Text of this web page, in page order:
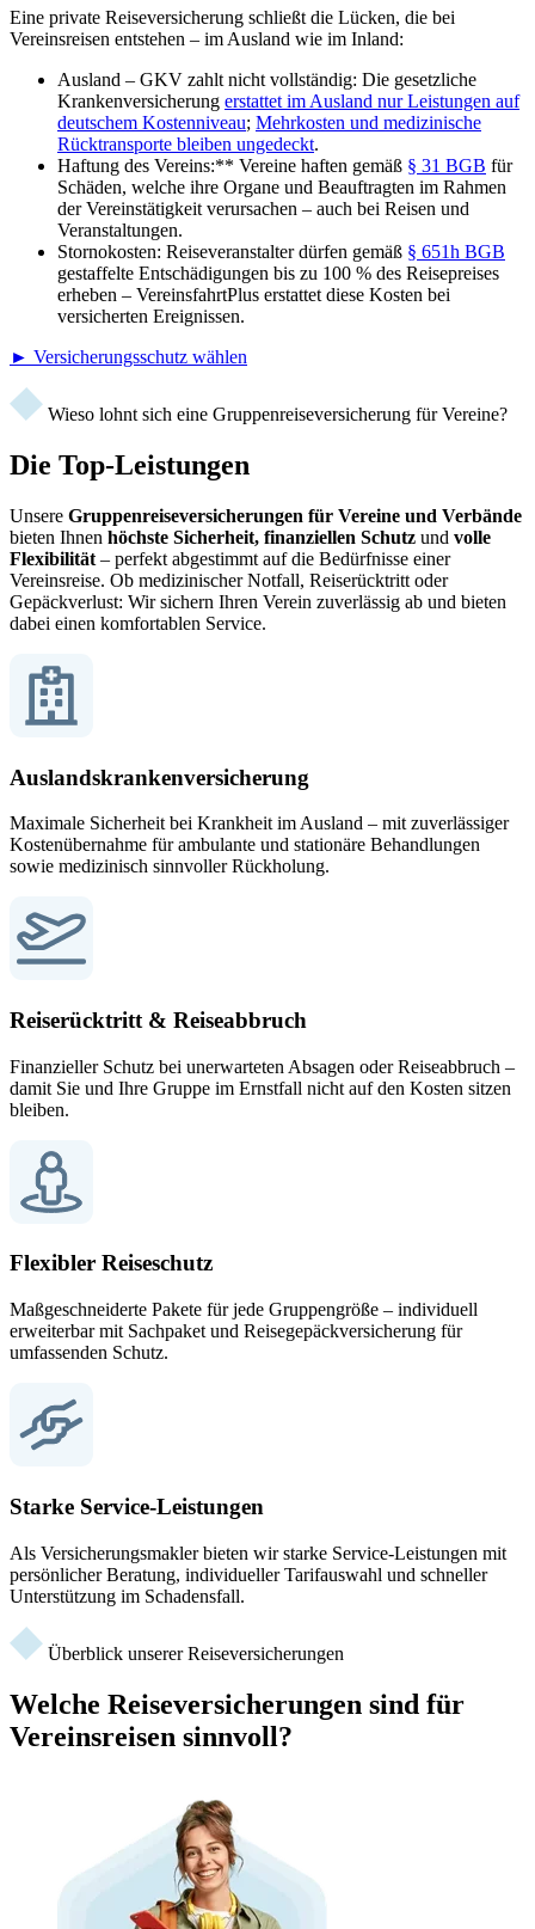
Eine private Reiseversicherung schließt die Lücken, die bei
Vereinsreisen entstehen – im Ausland wie im Inland:
Ausland – GKV zahlt nicht vollständig: Die gesetzliche
Krankenversicherung erstattet im Ausland nur Leistungen auf
deutschem Kostenniveau; Mehrkosten und medizinische
Rücktransporte bleiben ungedeckt.
Haftung des Vereins:** Vereine haften gemäß § 31 BGB für
Schäden, welche ihre Organe und Beauftragten im Rahmen
der Vereinstätigkeit verursachen – auch bei Reisen und
Veranstaltungen.
Stornokosten: Reiseveranstalter dürfen gemäß § 651h BGB
gestaffelte Entschädigungen bis zu 100 % des Reisepreises
erheben – VereinsfahrtPlus erstattet diese Kosten bei
versicherten Ereignissen.
► Versicherungsschutz wählen
Wieso lohnt sich eine Gruppenreiseversicherung für Vereine?
Die Top-Leistungen
Unsere Gruppenreiseversicherungen für Vereine und Verbände
bieten Ihnen höchste Sicherheit, finanziellen Schutz und volle
Flexibilität – perfekt abgestimmt auf die Bedürfnisse einer
Vereinsreise. Ob medizinischer Notfall, Reiserücktritt oder
Gepäckverlust: Wir sichern Ihren Verein zuverlässig ab und bieten
dabei einen komfortablen Service.
Auslandskrankenversicherung
Maximale Sicherheit bei Krankheit im Ausland – mit zuverlässiger
Kostenübernahme für ambulante und stationäre Behandlungen
sowie medizinisch sinnvoller Rückholung.
Reiserücktritt & Reiseabbruch
Finanzieller Schutz bei unerwarteten Absagen oder Reiseabbruch –
damit Sie und Ihre Gruppe im Ernstfall nicht auf den Kosten sitzen
bleiben.
Flexibler Reiseschutz
Maßgeschneiderte Pakete für jede Gruppengröße – individuell
erweiterbar mit Sachpaket und Reisegepäckversicherung für
umfassenden Schutz.
Starke Service-Leistungen
Als Versicherungsmakler bieten wir starke Service-Leistungen mit
persönlicher Beratung, individueller Tarifauswahl und schneller
Unterstützung im Schadensfall.
Überblick unserer Reiseversicherungen
Welche Reiseversicherungen sind für
Vereinsreisen sinnvoll?